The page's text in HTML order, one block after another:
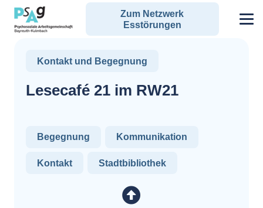
Zum Netzwerk
Esstörungen
Kontakt und Begegnung
Lesecafé 21 im RW21
Begegnung Kommunikation
Kontakt Stadtbibliothek